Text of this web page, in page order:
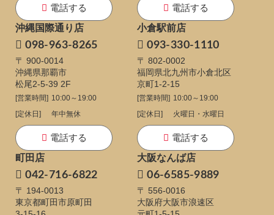
電話する
電話する
沖縄国際通り店
098-963-8265
〒 900-0014
沖縄県那覇市
松尾2-5-39 2F
[営業時間] 10:00～19:00
[定休日]
年中無休
電話する
小倉駅前店
093-330-1110
〒 802-0002
福岡県北九州市小倉北区
京町1-2-15
[営業時間] 10:00～19:00
[定休日]
火曜日・水曜日
電話する
町田店
042-716-6822
〒 194-0013
東京都町田市原町田
大阪なんば店
06-6585-9889
〒 556-0016
大阪府大阪市浪速区